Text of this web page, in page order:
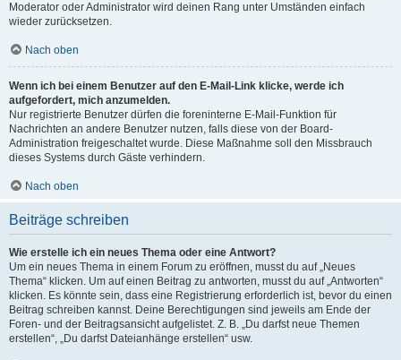
Moderator oder Administrator wird deinen Rang unter Umständen einfach
wieder zurücksetzen.
Nach oben
Wenn ich bei einem Benutzer auf den E-Mail-Link klicke, werde ich
aufgefordert, mich anzumelden.
Nur registrierte Benutzer dürfen die foreninterne E-Mail-Funktion für
Nachrichten an andere Benutzer nutzen, falls diese von der Board-
Administration freigeschaltet wurde. Diese Maßnahme soll den Missbrauch
dieses Systems durch Gäste verhindern.
Nach oben
Beiträge schreiben
Wie erstelle ich ein neues Thema oder eine Antwort?
Um ein neues Thema in einem Forum zu eröffnen, musst du auf „Neues
Thema“ klicken. Um auf einen Beitrag zu antworten, musst du auf „Antworten“
klicken. Es könnte sein, dass eine Registrierung erforderlich ist, bevor du einen
Beitrag schreiben kannst. Deine Berechtigungen sind jeweils am Ende der
Foren- und der Beitragsansicht aufgelistet. Z. B. „Du darfst neue Themen
erstellen“, „Du darfst Dateianhänge erstellen“ usw.